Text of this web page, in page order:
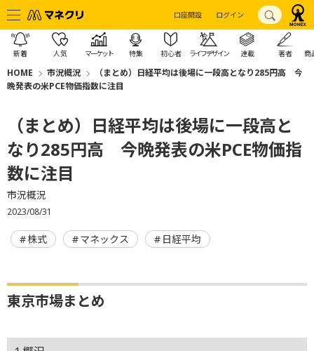
口座開設 ログイン
新着 人気 マーケット 特集 初心者 ライフデザイン 連載 著者 商
HOME 市況概況
（まとめ）日経平均は後場に一段高となり285円高 今
晩発表の米PCE物価指数に注目
（まとめ）日経平均は後場に一段高と
なり285円高 今晩発表の米PCE物価指
数に注目
市況概況
2023/08/31
株式 マネックス 日経平均
東京市場まとめ